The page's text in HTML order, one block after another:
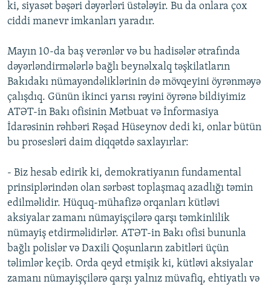
ki, siyasət bəşəri dəyərləri üstələyir. Bu da onlara çox
ciddi manevr imkanları yaradır.
Mayın 10-da baş verənlər və bu hadisələr ətrafında
dəyərləndirmələrlə bağlı beynəlxalq təşkilatların
Bakıdakı nümayəndəliklərinin də mövqeyini öyrənməyə
çalışdıq. Günün ikinci yarısı rəyini öyrənə bildiyimiz
ATƏT-in Bakı ofisinin Mətbuat və İnformasiya
İdarəsinin rəhbəri Rəşad Hüseynov dedi ki, onlar bütün
bu prosesləri daim diqqətdə saxlayırlar:
- Biz hesab edirik ki, demokratiyanın fundamental
prinsiplərindən olan sərbəst toplaşmaq azadlığı təmin
edilməlidir. Hüquq-mühafizə orqanları kütləvi
aksiyalar zamanı nümayişçilərə qarşı təmkinlilik
nümayiş etdirməlidirlər. ATƏT-in Bakı ofisi bununla
bağlı polislər və Daxili Qoşunların zabitləri üçün
təlimlər keçib. Orda qeyd etmişik ki, kütləvi aksiyalar
zamanı nümayişçilərə qarşı yalnız müvafiq, ehtiyatlı və